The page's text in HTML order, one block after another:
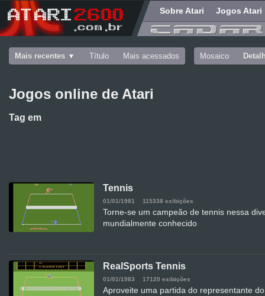
Sobre Atari Jogos Atari
Mais recentes Título Mais acessados Mosaico
Jogos online de Atari
Tag em
Tennis
01/01/1981 115338 exibições
Torne-se um campeão de tennis nessa
mundialmente conhecido
RealSports Tennis
01/01/1983 17120 exibições
Aproveite uma partida do representante